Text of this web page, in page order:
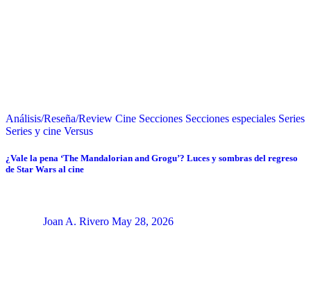
Análisis/Reseña/Review Cine Secciones Secciones especiales Series
Series y cine Versus
¿Vale la pena ‘The Mandalorian and Grogu’? Luces y sombras del regreso
de Star Wars al cine
Joan A. Rivero May 28, 2026